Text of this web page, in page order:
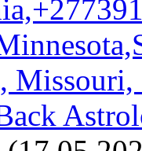
Missouri,